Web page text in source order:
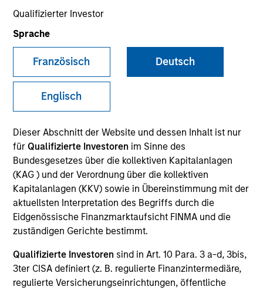
Qualifizierter Investor
Sprache
Französisch Deutsch
Englisch
Dieser Abschnitt der Website und dessen Inhalt ist nur
für Qualifizierte Investoren im Sinne des
Bundesgesetzes über die kollektiven Kapitalanlagen
(KAG ) und der Verordnung über die kollektiven
Kapitalanlagen (KKV) sowie in Übereinstimmung mit der
aktuellsten Interpretation des Begriffs durch die
Eidgenössische Finanzmarktaufsicht FINMA und die
zuständigen Gerichte bestimmt.
Qualifizierte Investoren sind in Art. 10 Para. 3 a-d, 3bis,
3ter CISA definiert (z. B. regulierte Finanzintermediäre,
regulierte Versicherungseinrichtungen, öffentliche
Industrial Services
COUNTRY
Austria
Invested on
Jul 2008